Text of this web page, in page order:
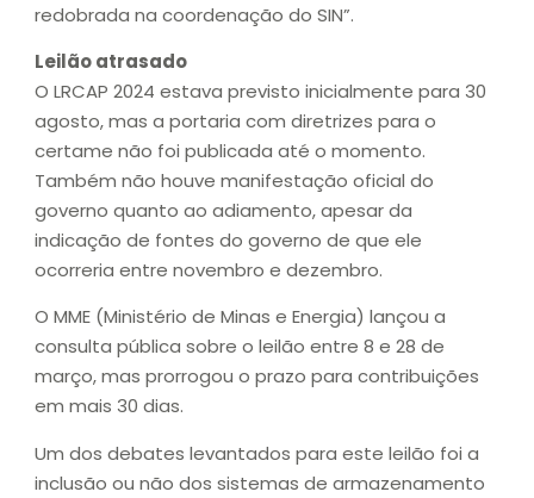
redobrada na coordenação do SIN”.
Leilão atrasado
O LRCAP 2024 estava previsto inicialmente para 30
agosto, mas a portaria com diretrizes para o
certame não foi publicada até o momento.
Também não houve manifestação oficial do
governo quanto ao adiamento, apesar da
indicação de fontes do governo de que ele
ocorreria entre novembro e dezembro.
O MME (Ministério de Minas e Energia) lançou a
consulta pública sobre o leilão entre 8 e 28 de
março, mas prorrogou o prazo para contribuições
em mais 30 dias.
Um dos debates levantados para este leilão foi a
inclusão ou não dos sistemas de armazenamento